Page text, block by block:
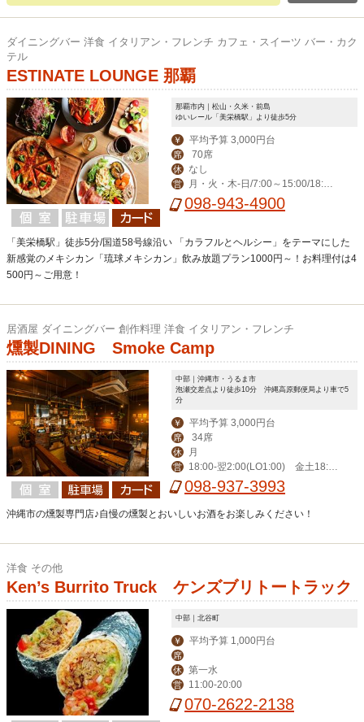
ダイニングバー 洋食 イタリアン・フレンチ カフェ・スイーツ バー・カク
テル
ESTINATE LOUNGE 那覇
那覇市内｜松山・久米・前島
ゆいレール「美栄橋駅」より徒歩5分
￥ 平均予算 3,000円台
席 70席
休 なし
営
月・火・木-日/7:00～15:00/18:00
～23:00(料理L.O. 22:00) 毎週水曜日は
098-943-4900
「美栄橋駅」徒歩5分/国道58号線沿い 「カラフルとヘルシー」をテーマにした
新感覚のメキシカン「琉球メキシカン」飲み放題プラン1000円～！お料理付は4
500円～ご用意！
居酒屋 ダイニングバー 創作料理 洋食 イタリアン・フレンチ
燻製DINING Smoke Camp
中部｜沖縄市・うるま市
泡瀬交差点より徒歩10分 沖縄高原郵便局より車で5
分
￥ 平均予算 3,000円台
席 34席
休 月
営
18:00‐翌2:00(LO1:00) 金土18:0
0‐翌3:00(LO翌2:00)
098-937-3993
沖縄市の燻製専門店♪自慢の燻製とおいしいお酒をお楽しみください！
洋食 その他
Ken’s Burrito Truck ケンズブリトートラック
中部｜北谷町
￥ 平均予算 1,000円台
席
休
第一水
営 11:00-20:00
070-2622-2138